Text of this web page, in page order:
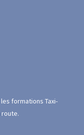
formations Taxi-
route.